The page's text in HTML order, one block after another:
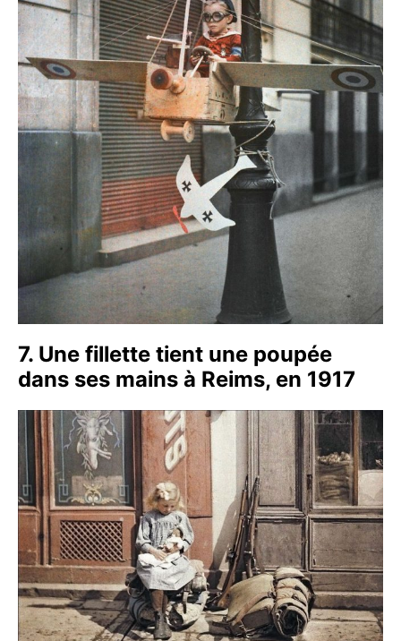
7. Une fillette tient une poupée
dans ses mains à Reims, en 1917